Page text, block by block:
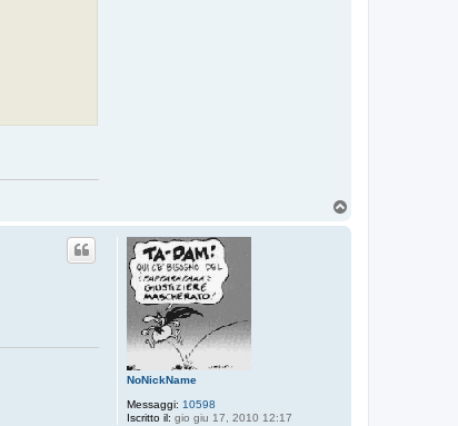
NoNickName
Messaggi: 10598
Iscritto il: gio giu 17, 2010 12:17